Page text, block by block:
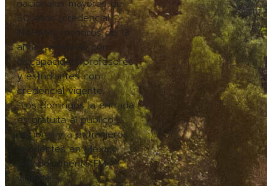
nacionales mayores de
60 años (credencial
INAPAM), menores de 13
años, personas con
discapacidad, profesores
y estudiantes con
credencial vigente.
-Los domingos la entrada
es gratuita al público
nacional y a extranjeros
residentes en México
con documento FM
vigente.